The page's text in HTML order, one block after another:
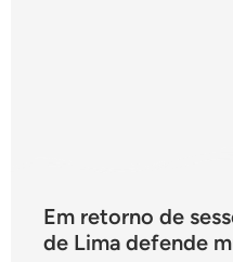
Em retorno de
de Lima defende